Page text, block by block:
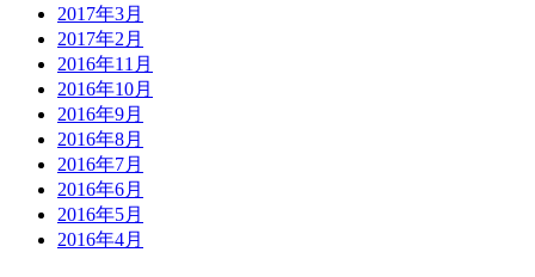
2017年3月
2017年2月
2016年11月
2016年10月
2016年9月
2016年8月
2016年7月
2016年6月
2016年5月
2016年4月